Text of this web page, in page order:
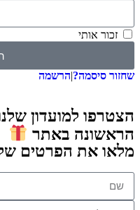
זכור אותי
שחזור סיסמה?|הרשמה
הצטרפו למועדון
הראשונה באתר
מלאו את הפרטים